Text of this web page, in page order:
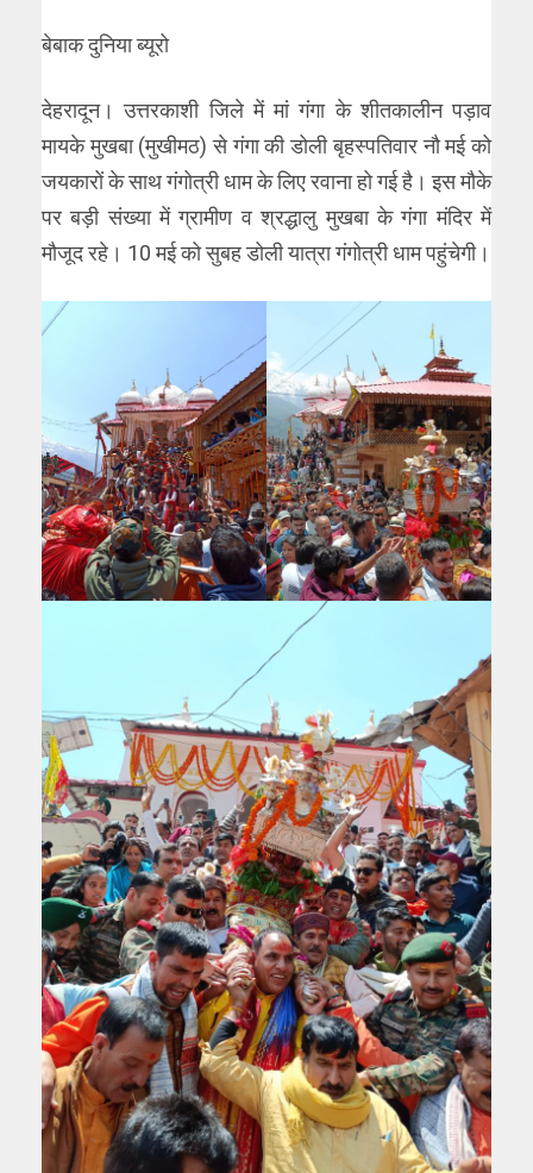
बेबाक दुनिया ब्यूरो
देहरादून। उत्तरकाशी जिले में मां गंगा के शीतकालीन पड़ाव
मायके मुखबा (मुखीमठ) से गंगा की डोली बृहस्पतिवार नौ मई को
जयकारों के साथ गंगोत्री धाम के लिए रवाना हो गई है। इस मौके
पर बड़ी संख्या में ग्रामीण व श्रद्धालु मुखबा ​के गंगा मंदिर में
मौजूद रहे। 10 मई को सुबह डोली यात्रा गंगोत्री धाम पहुंचेगी।